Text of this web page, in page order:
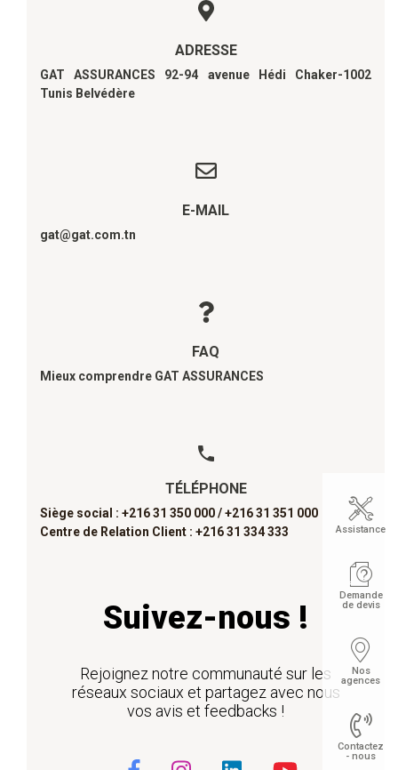
ADRESSE
GAT ASSURANCES 92-94 avenue Hédi Chaker-1002
Tunis Belvédère
E-MAIL
gat@gat.com.tn
FAQ
Mieux comprendre GAT ASSURANCES
TÉLÉPHONE
Siège social : +216 31 350 000 /+216 31 351 000
Centre de Relation Client : +216 31 334 333
Suivez-nous !
Rejoignez notre communauté sur les
réseaux sociaux et partagez avec nous
vos avis et feedbacks !
Assistance
Demande
de devis
Nos
agences
Contactez
- nous